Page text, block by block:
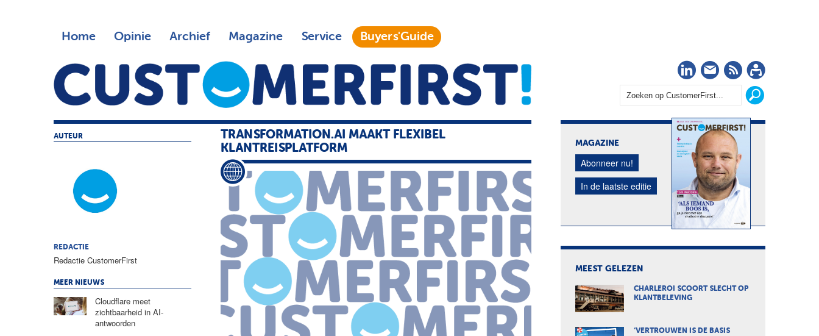
Home Opinie Archief Magazine Service Buyers'Guide
LinkedIn
Nieuwsbrief
RSS
TRANSFORMATION.AI MAAKT FLEXIBEL
KLANTREISPLATFORM
AUTEUR
REDACTIE
Redactie CustomerFirst
MEER NIEUWS
Cloudflare meet
zichtbaarheid in AI-
antwoorden
MAGAZINE
Abonneer nu!
In de laatste editie
MEEST GELEZEN
CHARLEROI SCOORT SLECHT OP
KLANTBELEVING
‘VERTROUWEN IS DE BASIS